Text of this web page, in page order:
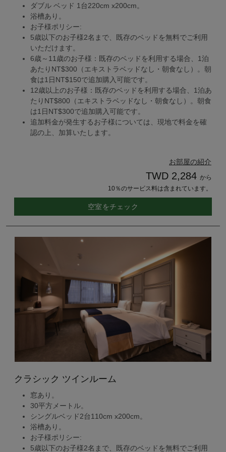
ダブル ベッド 1台220cm x200cm。
浴槽あり。
お子様ポリシー:
5歳以下のお子様2名まで、既存のベッドを無料でご利用
いただけます。
6歳～11歳のお子様：既存のベッドを利用する場合、1泊
あたりNT$300（エキストラベッドなし・朝食なし）。朝
食は1日NT$150で追加購入可能です。
12歳以上のお子様：既存のベッドを利用する場合、1泊あ
たりNT$800（エキストラベッドなし・朝食なし）。朝食
は1日NT$300で追加購入可能です。
追加料金が発生するお子様については、現地で料金を確
認の上、加算いたします。
お部屋の紹介
TWD 2,284 から
10％のサービス料は含まれています。
空室をチェック
クラシック ツインルーム
窓あり。
30平方メートル。
シングルベッド2台110cm x200cm。
浴槽あり。
お子様ポリシー:
5歳以下のお子様2名まで、既存のベッドを無料でご利用